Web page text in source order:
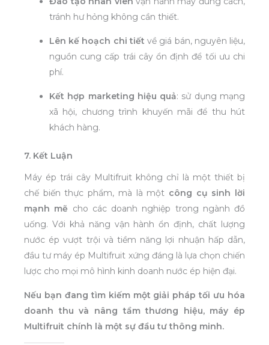
tránh hư hỏng không cần thiết.
Lên kế hoạch chi tiết về giá bán, nguyên liệu,
nguồn cung cấp trái cây ổn định để tối ưu chi
phí.
Kết hợp marketing hiệu quả: sử dụng mạng
xã hội, chương trình khuyến mãi để thu hút
khách hàng.
7. Kết Luận
Máy ép trái cây Multifruit không chỉ là một thiết bị
chế biến thực phẩm, mà là một công cụ sinh lời
mạnh mẽ cho các doanh nghiệp trong ngành đồ
uống. Với khả năng vận hành ổn định, chất lượng
nước ép vượt trội và tiềm năng lợi nhuận hấp dẫn,
đầu tư máy ép Multifruit xứng đáng là lựa chọn chiến
lược cho mọi mô hình kinh doanh nước ép hiện đại.
Nếu bạn đang tìm kiếm một giải pháp tối ưu hóa
doanh thu và nâng tầm thương hiệu, máy ép
Multifruit chính là một sự đầu tư thông minh.